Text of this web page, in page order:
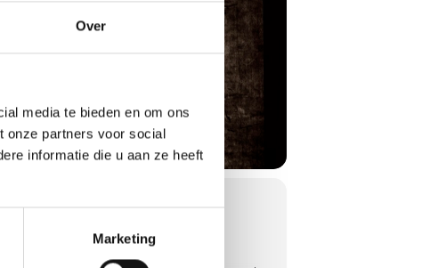
Over
media te bieden en om ons
onze partners voor social
informatie die u aan ze heeft
Marketing
barbecueën: Amerika.